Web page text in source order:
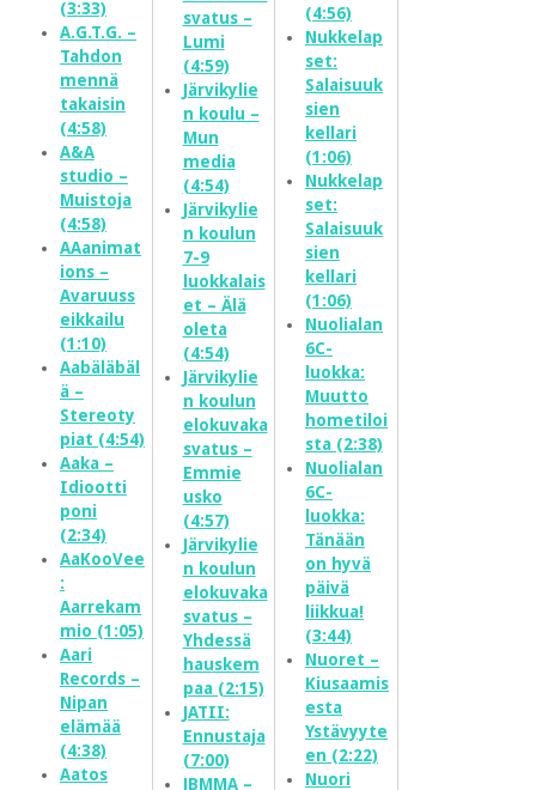
(3:33)
A.G.T.G. –
Tahdon
mennä
takaisin
(4:58)
A&A
studio –
Muistoja
(4:58)
AAanimat
ions –
Avaruuss
eikkailu
(1:10)
Aabäläbäl
ä –
Stereoty
piat (4:54)
Aaka –
Idiootti
poni
(2:34)
AaKooVee
:
Aarrekam
mio (1:05)
Aari
Records –
Nipan
elämää
(4:38)
Aatos
svatus –
Lumi
(4:59)
Järvikylie
n koulu –
Mun
media
(4:54)
Järvikylie
n koulun
7-9
luokkalais
et – Älä
oleta
(4:54)
Järvikylie
n koulun
elokuvaka
svatus –
Emmie
usko
(4:57)
Järvikylie
n koulun
elokuvaka
svatus –
Yhdessä
hauskem
paa (2:15)
JATII:
Ennustaja
(7:00)
JBMMA –
(4:56)
Nukkelap
set:
Salaisuuk
sien
kellari
(1:06)
Nukkelap
set:
Salaisuuk
sien
kellari
(1:06)
Nuolialan
6C-
luokka:
Muutto
hometiloi
sta (2:38)
Nuolialan
6C-
luokka:
Tänään
on hyvä
päivä
liikkua!
(3:44)
Nuoret –
Kiusaamis
esta
Ystävyyte
en (2:22)
Nuori